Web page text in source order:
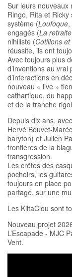
Sur leurs nouveaux
Ringo, Rita et
système (Loufoque,
engagés (La retraite
nihiliste (Cotillons
réussite, ils ont
Avec toujours plus
d’inventions au
d’interactions en
nouveau « live »
cathartique, du
et de la franche
Depuis dix ans,
Hervé Bouvet-
baryton) et Julien
frontières de la
transgression.
Les crêtes des
pochoirs, les
toujours en place
partagé, sur une
Les KiltaClou sont
Nouveau projet
L’Escapade - MJC
Vent.